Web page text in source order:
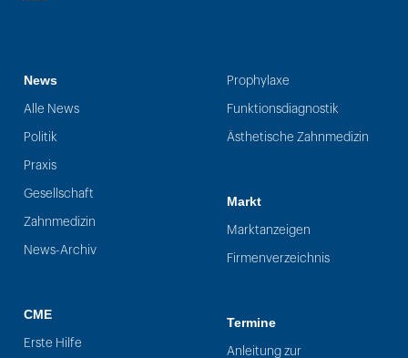
News
Alle News
Politik
Praxis
Gesellschaft
Zahnmedizin
News-Archiv
CME
Erste Hilfe
Prophylaxe
Funktionsdiagnostik
Ästhetische Zahnmedizin
Markt
Marktanzeigen
Firmenverzeichnis
Termine
Anleitung zur